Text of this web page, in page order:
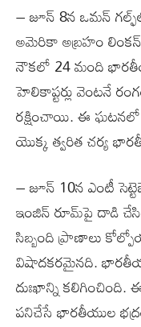
– జూన్‌ 8న ఒమన్‌
అమెరికా అబ్రహం
నౌకలో 24 మంది
హెలికాప్టర్లు వెంటనే
రక్షించాయి. ఈ ఘటనలో
యొక్క త్వరిత చర్య
– జూన్‌ 10న ఎంటీ
ఇంజిన్‌ రూమ్‌పై దాడి
సిబ్బంది ప్రాణాలు
విషాదకరమైనది. భారతీయ
దుఃఖాన్ని
పనిచేసే భారతీయుల